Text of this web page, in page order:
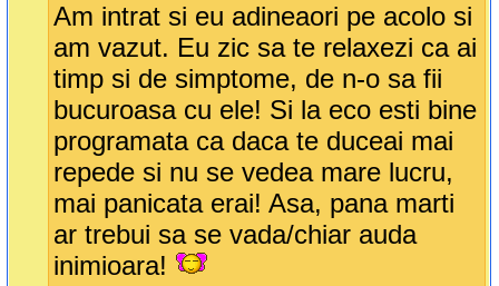
Am intrat si eu adineaori pe acolo si
am vazut. Eu zic sa te relaxezi ca ai
timp si de simptome, de n-o sa fii
bucuroasa cu ele! Si la eco esti bine
programata ca daca te duceai mai
repede si nu se vedea mare lucru,
mai panicata erai! Asa, pana marti
ar trebui sa se vada/chiar auda
inimioara!